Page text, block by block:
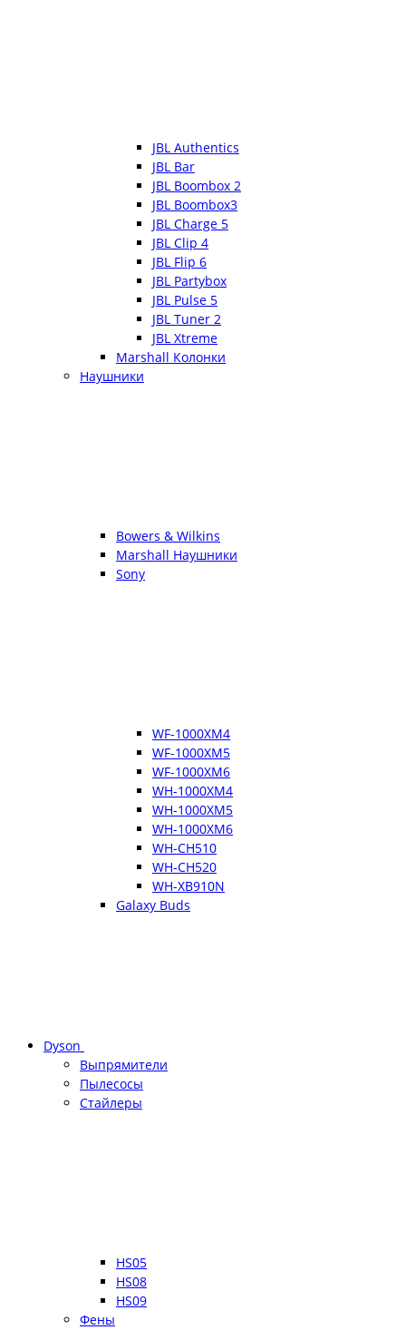
JBL Authentics
JBL Bar
JBL Boombox 2
JBL Boombox3
JBL Charge 5
JBL Clip 4
JBL Flip 6
JBL Partybox
JBL Pulse 5
JBL Tuner 2
JBL Xtreme
Marshall Колонки
Наушники
Bowers & Wilkins
Marshall Наушники
Sony
WF-1000XM4
WF-1000XM5
WF-1000XM6
WH-1000XM4
WH-1000XM5
WH-1000XM6
WH-CH510
WH-CH520
WH-XB910N
Galaxy Buds
Dyson
Выпрямители
Пылесосы
Стайлеры
HS05
HS08
HS09
Фены